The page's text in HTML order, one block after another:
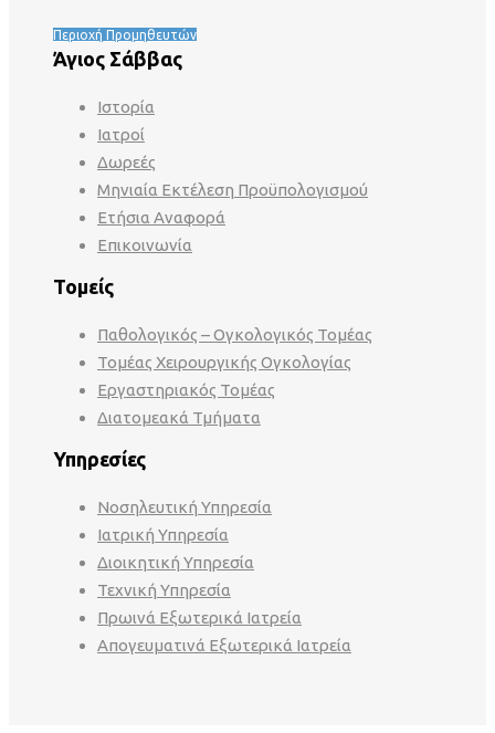
Περιοχή Προμηθευτών
Άγιος Σάββας
Ιστορία
Ιατροί
Δωρεές
Μηνιαία Εκτέλεση Προϋπολογισμού
Ετήσια Αναφορά
Επικοινωνία
Τομείς
Παθολογικός – Ογκολογικός Τομέας
Τομέας Χειρουργικής Ογκολογίας
Εργαστηριακός Τομέας
Διατομεακά Τμήματα
Υπηρεσίες
Νοσηλευτική Υπηρεσία
Ιατρική Υπηρεσία
Διοικητική Υπηρεσία
Τεχνική Υπηρεσία
Πρωινά Εξωτερικά Ιατρεία
Απογευματινά Εξωτερικά Ιατρεία